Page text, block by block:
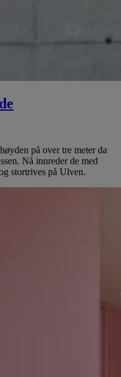
på over tre meter da
Nå innreder de med
stortrives på Ulven.